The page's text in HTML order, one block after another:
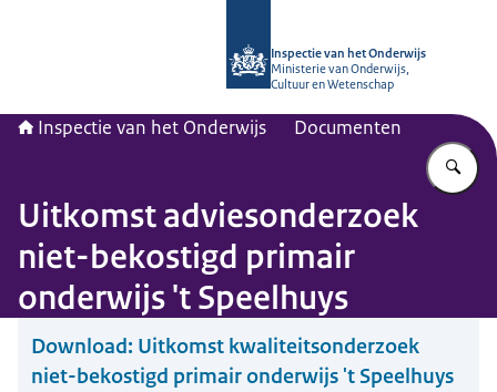
Inspectie van het Onderwijs
Ministerie van Onderwijs,
Cultuur en Wetenschap
Inspectie van het Onderwijs Documenten
Uitkomst adviesonderzoek
niet-bekostigd primair
onderwijs 't Speelhuys
Download: Uitkomst kwaliteitsonderzoek
niet-bekostigd primair onderwijs 't Speelhuys